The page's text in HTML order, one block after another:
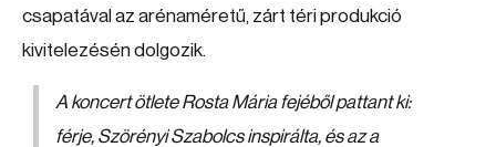
csapatával az arénaméretű, zárt téri produkció
kivitelezésén dolgozik.
A koncert ötlete Rosta Mária fejéből pattant ki:
férje, Szörényi Szabolcs inspirálta, és az a